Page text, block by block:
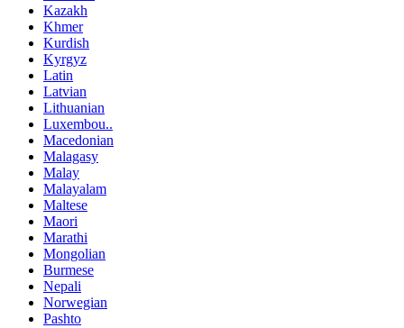
Kazakh
Khmer
Kurdish
Kyrgyz
Latin
Latvian
Lithuanian
Luxembou..
Macedonian
Malagasy
Malay
Malayalam
Maltese
Maori
Marathi
Mongolian
Burmese
Nepali
Norwegian
Pashto